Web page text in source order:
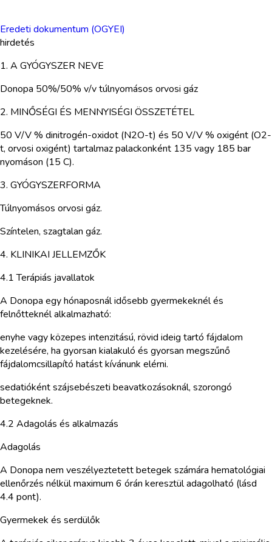
Eredeti dokumentum (OGYEI)
hirdetés
1. A GYÓGYSZER NEVE
Donopa 50%/50% v/v túlnyomásos orvosi gáz
2. MINŐSÉGI ÉS MENNYISÉGI ÖSSZETÉTEL
50 V/V % dinitrogén-oxidot (N2O-t) és 50 V/V % oxigént (O2-
t, orvosi oxigént) tartalmaz palackonként 135 vagy 185 bar
nyomáson (15 C).
3. GYÓGYSZERFORMA
Túlnyomásos orvosi gáz.
Színtelen, szagtalan gáz.
4. KLINIKAI JELLEMZŐK
4.1 Terápiás javallatok
A Donopa egy hónaposnál idősebb gyermekeknél és
felnőtteknél alkalmazható:
enyhe vagy közepes intenzitású, rövid ideig tartó fájdalom
kezelésére, ha gyorsan kialakuló és gyorsan megszűnő
fájdalomcsillapító hatást kívánunk elérni.
sedatióként szájsebészeti beavatkozásoknál, szorongó
betegeknek.
4.2 Adagolás és alkalmazás
Adagolás
A Donopa nem veszélyeztetett betegek számára hematológiai
ellenőrzés nélkül maximum 6 órán keresztül adagolható (lásd
4.4 pont).
Gyermekek és serdülők